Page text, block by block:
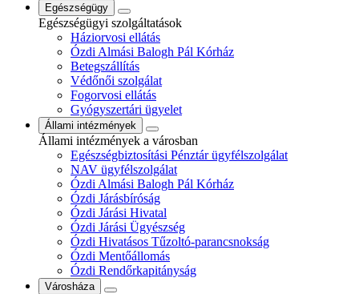
Egészségügy
Egészségügyi szolgáltatások
Háziorvosi ellátás
Ózdi Almási Balogh Pál Kórház
Betegszállítás
Védőnői szolgálat
Fogorvosi ellátás
Gyógyszertári ügyelet
Állami intézmények
Állami intézmények a városban
Egészségbiztosítási Pénztár ügyfélszolgálat
NAV ügyfélszolgálat
Ózdi Almási Balogh Pál Kórház
Ózdi Járásbíróság
Ózdi Járási Hivatal
Ózdi Járási Ügyészség
Ózdi Hivatásos Tűzoltó-parancsnokság
Ózdi Mentőállomás
Ózdi Rendőrkapitányság
Városháza